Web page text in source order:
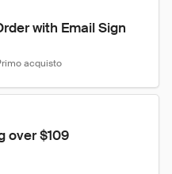
with Email Sign
acquisto
over $109